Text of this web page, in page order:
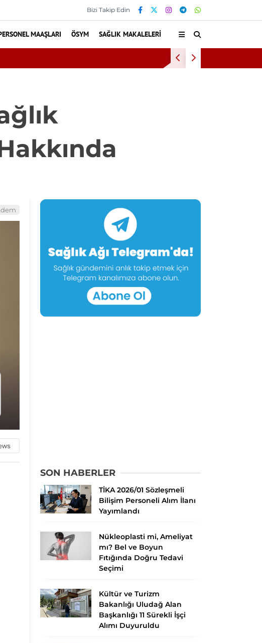
Bizi Takip Edin
MAAŞLARI ÖSYM SAĞLIK MAKALELERI
SON HABERLER
TİKA 2026/01 Sözleşmeli
Bilişim Personeli Alım İlanı
Yayımlandı
Nükleoplasti mi, Ameliyat
mı? Bel ve Boyun
Fıtığında Doğru Tedavi
Seçimi
Kültür ve Turizm
Bakanlığı Uludağ Alan
Başkanlığı 11 Sürekli İşçi
Alımı Duyuruldu